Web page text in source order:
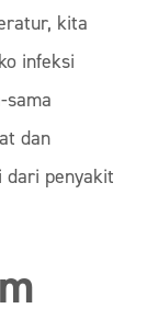
kita
infeksi
sama
dan
dari penyakit